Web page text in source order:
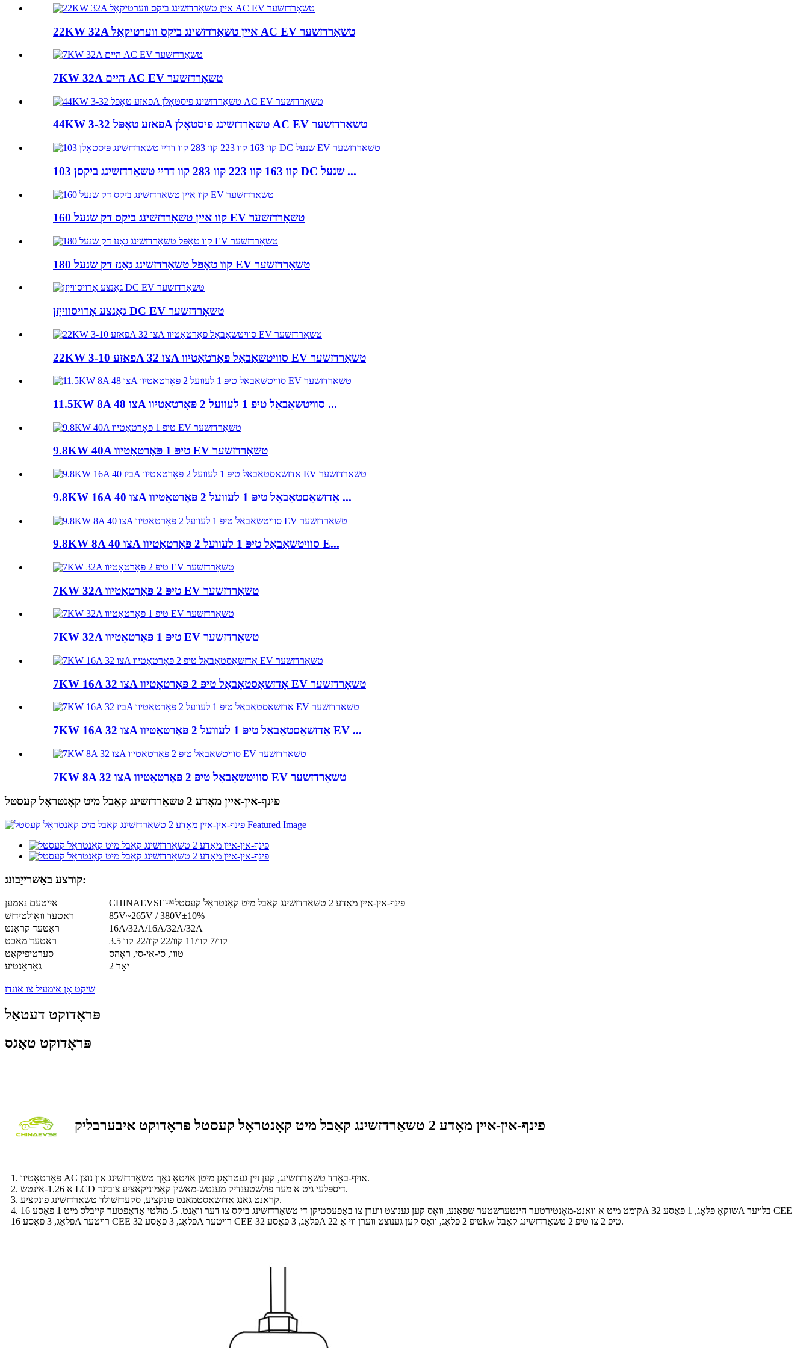
22KW 32A איין טשאַרדזשינג ביקס ווערטיקאַל AC EV טשאַרדזשער
7KW 32A היים AC EV טשאַרדזשער
44KW 3-פאזע טאָפּל 32A טשאַרדזשינג פּיסטאָלן AC EV טשאַרדזשער
103 קוו 163 קוו 223 קוו 283 קוו דריי טשאַרדזשינג ביקסן DC שנעל ...
160 קוו איין טשאַרדזשינג ביקס דק שנעל EV טשאַרדזשער
180 קוו טאָפּל טשאַרדזשינג גאַנז דק שנעל EV טשאַרדזשער
גאַנצע אַרויסווייַזן DC EV טשאַרדזשער
22KW 3-פאזע 10A צו 32A סוויטשאַבאַל פּאָרטאַטיוו EV טשאַרדזשער
11.5KW 8A צו 48A סוויטשאַבאַל טיפּ 1 לעוועל 2 פּאָרטאַטיוו ...
9.8KW 40A טיפּ 1 פּאָרטאַטיוו EV טשאַרדזשער
9.8KW 16A צו 40A אַדזשאַסטאַבאַל טיפּ 1 לעוועל 2 פּאָרטאַטיוו ...
9.8KW 8A צו 40A סוויטשאַבאַל טיפּ 1 לעוועל 2 פּאָרטאַטיוו E...
7KW 32A טיפּ 2 פּאָרטאַטיוו EV טשאַרדזשער
7KW 32A טיפּ 1 פּאָרטאַטיוו EV טשאַרדזשער
7KW 16A צו 32A אַדזשאַסטאַבאַל טיפּ 2 פּאָרטאַטיוו EV טשאַרדזשער
7KW 16A צו 32A אַדזשאַסטאַבאַל טיפּ 1 לעוועל 2 פּאָרטאַטיוו EV ...
7KW 8A צו 32A סוויטשאַבאַל טיפּ 2 פּאָרטאַטיוו EV טשאַרדזשער
פינף-אין-איין מאָדע 2 טשאַרדזשינג קאַבל מיט קאָנטראָל קעסטל
קורצע באַשרייַבונג:
אייטעם נאמען
CHINAEVSE™️פֿינף-אין-איין מאָדע 2 טשאַרדזשינג קאַבל מיט קאָנטראָל קעסטל
ראַטעד וואָולטידזש
85V~265V / 380V±10%
ראַטעד קראַנט
16A/32A/16A/32A/32A
ראַטעד מאַכט
3.5 קוו/7 קוו/11 קוו/22 קוו/22 קוו
סערטיפיקאַט
טווו, סי-אי-סי, ראָהס
גאַראַנטיע
2 יאָר
שיקט אַן אימעיל צו אונדז
פּראָדוקט דעטאַל
פּראָדוקט טאַגס
פינף-אין-איין מאָדע 2 טשאַרדזשינג קאַבל מיט קאָנטראָל קעסטל פּראָדוקט איבערבליק
1. פּאָרטאַטיוו AC אויף-באָרד טשאַרדזשינג, קען זיין געטראָגן מיטן אויטאָ נאָך טשאַרדזשינג און נוצן.
2. א 1.26-אינטש LCD דיספּלעי גיט אַ מער פולשטענדיק מענטש-מאַשין קאָמוניקאַציע צובינד.
3. קראַנט גאַנג אַדזשאַסטמאַנט פונקציע, סקעדזשולד טשאַרדזשינג פונקציע.
4. קומט מיט א וואנט-מאָנטירטער הינטערשטער שפּאַנע, וואָס קען גענוצט ווערן צו באַפעסטיקן די טשאַרדזשינג ביקס צו דער וואַנט. 5. מולטי אַדאַפּטער קייבלס מיט 1 פאַסע 16A שוקאָ פּלאָג, 1 פאַסע 32A בלויער CEE
פּלאָג, 3 פאַסע 16A רויטער CEE פּלאָג, 3 פאַסע 32A רויטער CEE פּלאָג, 3 פאַסע 32A טיפּ 2 פּלאָג, וואָס קען גענוצט ווערן ווי אַ 22kw טיפּ 2 צו טיפּ 2 טשאַרדזשינג קאַבל.